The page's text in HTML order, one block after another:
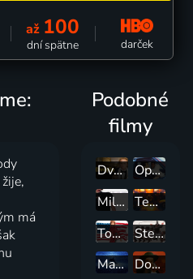
až 100
dní spätne darček
má
Podobné
filmy
Dvojča
Operace Corned Beef
Milenka
Tenkrát podruhé
Tootsie
Stepující stonožka
Magická hlbočina
Dobrodružství rabína Jákoba